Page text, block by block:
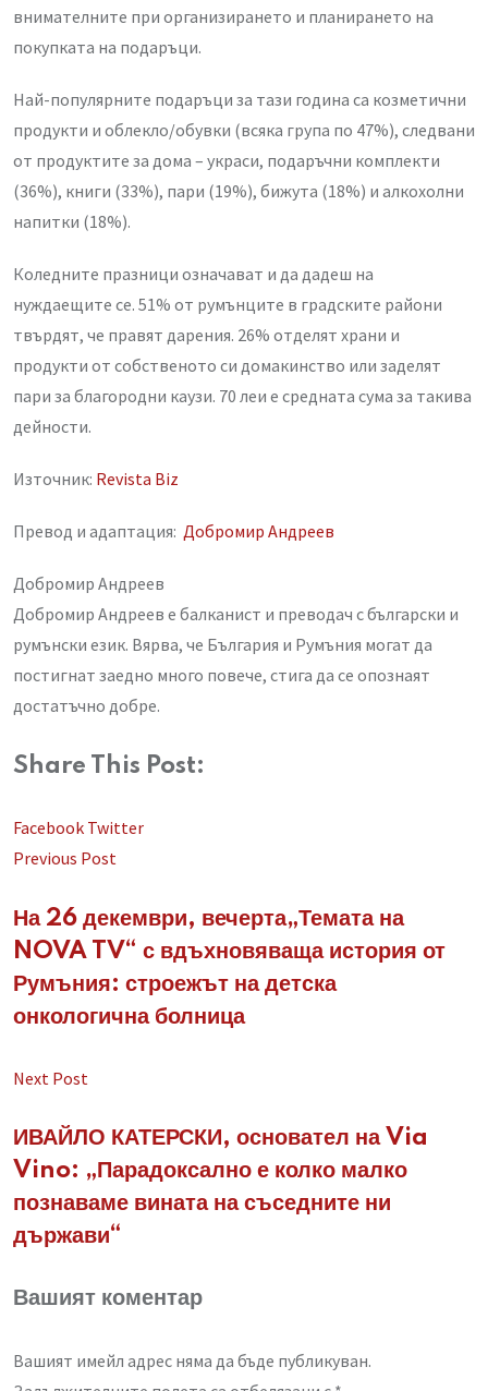
внимателните при организирането и планирането на
покупката на подаръци.
Най-популярните подаръци за тази година са козметични
продукти и облекло/обувки (всяка група по 47%), следвани
от продуктите за дома – украси, подаръчни комплекти
(36%), книги (33%), пари (19%), бижута (18%) и алкохолни
напитки (18%).
Коледните празници означават и да дадеш на
нуждаещите се. 51% от румънците в градските райони
твърдят, че правят дарения. 26% отделят храни и
продукти от собственото си домакинство или заделят
пари за благородни каузи. 70 леи е средната сума за такива
дейности.
Източник: Revista Biz
Превод и адаптация: Добромир Андреев
Добромир Андреев
Добромир Андреев е балканист и преводач с български и
румънски език. Вярва, че България и Румъния могат да
постигнат заедно много повече, стига да се опознаят
достатъчно добре.
Share This Post:
Facebook TwitterLinkedIn
Whatsapp
Share
Previous Post
На 26 декември, вечерта„Темата на
NOVA TV“ с вдъхновяваща история от
Румъния: строежът на детска
онкологична болница
Next Post
ИВАЙЛО КАТЕРСКИ, основател на Via
Vino: „Парадоксално е колко малко
познаваме вината на съседните ни
държави“
Вашият коментар
Вашият имейл адрес няма да бъде публикуван.